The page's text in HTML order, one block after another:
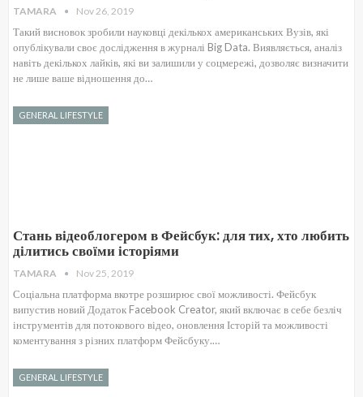
TAMARA Nov 26, 2019
Такий висновок зробили науковці декількох американських Вузів, які
опублікували своє дослідження в журналі Big Data. Виявляється, аналіз
навіть декількох лайків, які ви залишили у соцмережі, дозволяє визначити
не лише ваше відношення до…
GENERAL LIFESTYLE
Стань відеоблогером в Фейсбук: для тих, хто любить
ділитись своїми історіями
TAMARA Nov 25, 2019
Соціальна платформа вкотре розширює свої можливості. Фейсбук
випустив новий Додаток Facebook Creator, який включає в себе безліч
інструментів для потокового відео, оновлення Історій та можливості
коментування з різних платформ Фейсбуку.…
GENERAL LIFESTYLE